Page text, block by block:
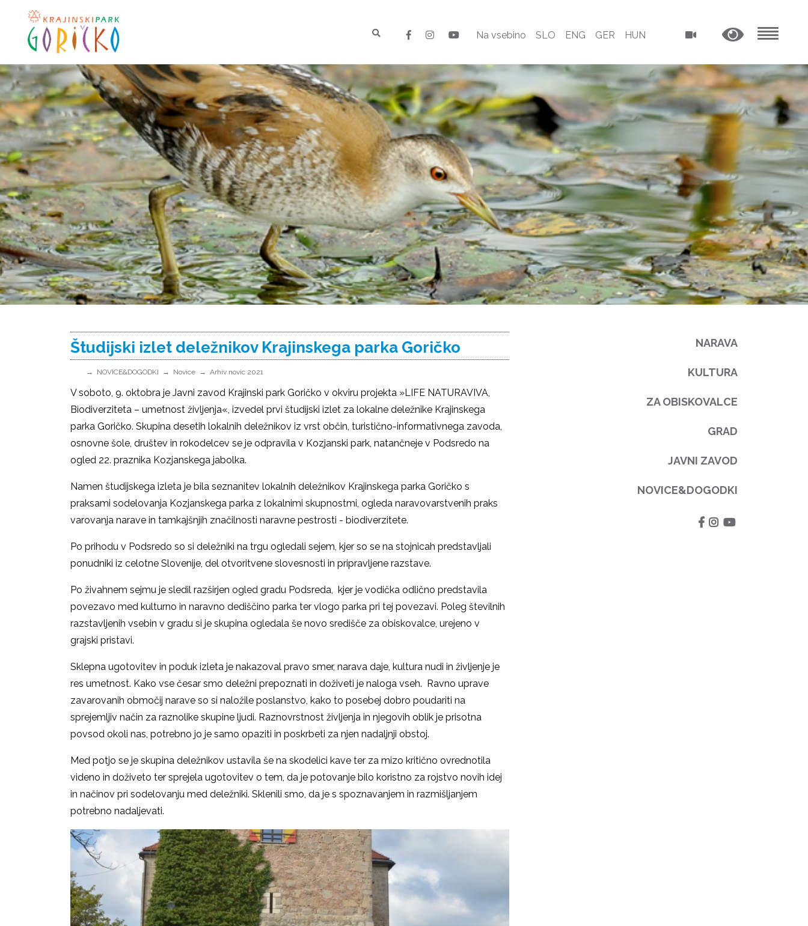
Na vsebino SLO ENG GER HUN
Študijski izlet deležnikov Krajinskega parka Goričko
NOVICE&DOGODKI Novice Arhiv novic 2021
V soboto, 9. oktobra je Javni zavod Krajinski park Goričko v okviru projekta »LIFE NATURAVIVA,
Biodiverziteta – umetnost življenja«, izvedel prvi študijski izlet za lokalne deležnike Krajinskega
parka Goričko. Skupina desetih lokalnih deležnikov iz vrst občin, turistično-informativnega zavoda,
osnovne šole, društev in rokodelcev se je odpravila v Kozjanski park, natančneje v Podsredo na
ogled 22. praznika Kozjanskega jabolka.
Namen študijskega izleta je bila seznanitev lokalnih deležnikov Krajinskega parka Goričko s
praksami sodelovanja Kozjanskega parka z lokalnimi skupnostmi, ogleda naravovarstvenih praks
varovanja narave in tamkajšnjih značilnosti naravne pestrosti - biodiverzitete.
Po prihodu v Podsredo so si deležniki na trgu ogledali sejem, kjer so se na stojnicah predstavljali
ponudniki iz celotne Slovenije, del otvoritvene slovesnosti in pripravljene razstave.
Po živahnem sejmu je sledil razširjen ogled gradu Podsreda, kjer je vodička odlično predstavila
povezavo med kulturno in naravno dediščino parka ter vlogo parka pri tej povezavi. Poleg številnih
razstavljenih vsebin v gradu si je skupina ogledala še novo središče za obiskovalce, urejeno v
grajski pristavi.
Sklepna ugotovitev in poduk izleta je nakazoval pravo smer, narava daje, kultura nudi in življenje je
res umetnost. Kako vse česar smo deležni prepoznati in doživeti je naloga vseh. Ravno uprave
zavarovanih območij narave so si naložile poslanstvo, kako to posebej dobro poudariti na
sprejemljiv način za raznolike skupine ljudi. Raznovrstnost življenja in njegovih oblik je prisotna
povsod okoli nas, potrebno jo je samo opaziti in poskrbeti za njen nadaljnji obstoj.
Med potjo se je skupina deležnikov ustavila še na skodelici kave ter za mizo kritično ovrednotila
videno in doživeto ter sprejela ugotovitev o tem, da je potovanje bilo koristno za rojstvo novih idej
in načinov pri sodelovanju med deležniki. Sklenili smo, da je s spoznavanjem in razmišljanjem
potrebno nadaljevati.
NARAVA
KULTURA
ZA OBISKOVALCE
GRAD
JAVNI ZAVOD
NOVICE&DOGODKI